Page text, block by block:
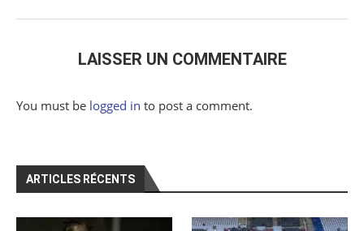
LAISSER UN COMMENTAIRE
You must be logged in to post a comment.
ARTICLES RÉCENTS